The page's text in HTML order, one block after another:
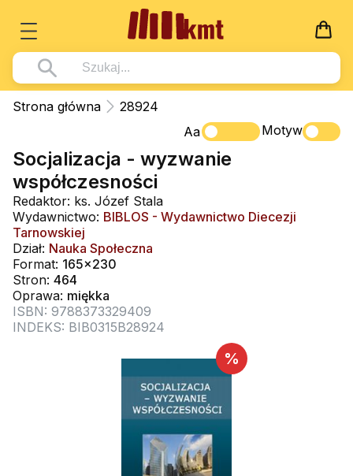
Książki
Wszystko z kategorii - Książki
Pismo Święte
Kościół Katolicki
Duszpasterstwo
Teologia
Życie chrześcijańskie
Duchowość
Literatura piękna
Książki obcojęzyczne
Wszystko z kategorii - Multimedia
DVD
CD-ROM
Muzyka
Rekolekcje i inne na CD
Śpiew i modlitwa
Muzyka klasyczna
Dla Dzieci
Wszystko z kategorii - Dla Dzieci
Literatura (D)
Płyty, DVD (D)
Podręczniki i pomoce dydaktyczne
Podręczniki
Wszystko z kategorii - Podręczniki
Podręczniki i pomoce dydaktyczne
Zabawa i Nauka
Nowości
Zaloguj się
Strona główna
28924
Aa
Motyw
%
Socjalizacja - wyzwanie
współczesności
Redaktor: ks. Józef Stala
Wydawnictwo: BIBLOS - Wydawnictwo Diecezji
Tarnowskiej
Dział: Nauka Społeczna
Format: 165x230
Stron: 464
Oprawa: miękka
ISBN: 9788373329409
INDEKS: BIB0315B28924